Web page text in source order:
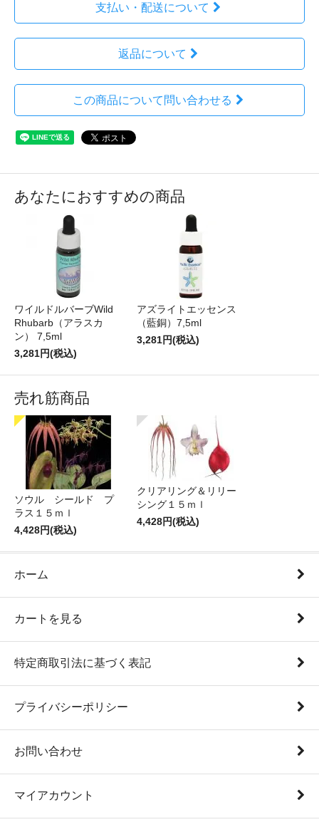
支払い・配送について
返品について
この商品について問い合わせる
あなたにおすすめの商品
ワイルドルバーブWild
Rhubarb（アラスカ
ン） 7,5ml
3,281円(税込)
アズライトエッセンス
（藍銅）7,5ml
3,281円(税込)
売れ筋商品
ソウル シールド プ
ラス１５ｍｌ
4,428円(税込)
クリアリング＆リリー
シング１５ｍｌ
4,428円(税込)
ホーム
カートを見る
特定商取引法に基づく表記
プライバシーポリシー
お問い合わせ
マイアカウント